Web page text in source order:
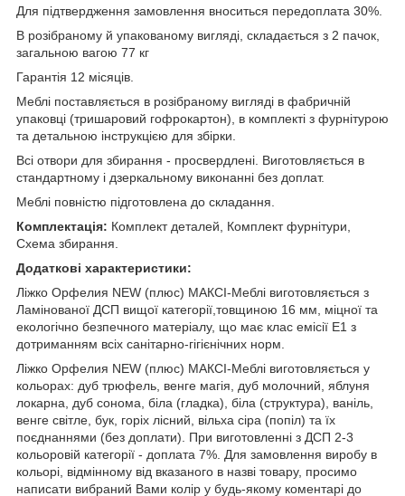
Для підтвердження замовлення вноситься передоплата 30%.
В розібраному й упакованому вигляді, складається з 2 пачок,
загальною вагою 77 кг
Гарантія 12 місяців.
Меблі поставляється в розібраному вигляді в фабричній
упаковці (тришаровий гофрокартон), в комплекті з фурнітурою
та детальною інструкцією для збірки.
Всі отвори для збирання - просвердлені. Виготовляється в
стандартному і дзеркальному виконанні без доплат.
Меблі повністю підготовлена до складання.
Комплектація: Комплект деталей, Комплект фурнітури,
Схема збирання.
Додаткові характеристики:
Ліжко Орфелия NEW (плюс) МАКСІ-Меблі виготовляється з
Ламінованої ДСП вищої категорії,товщиною 16 мм, міцної та
екологічно безпечного матеріалу, що має клас емісії Е1 з
дотриманням всіх санітарно-гігієнічних норм.
Ліжко Орфелия NEW (плюс) МАКСІ-Меблі виготовляється у
кольорах: дуб трюфель, венге магія, дуб молочний, яблуня
локарна, дуб сонома, біла (гладка), біла (структура), ваніль,
венге світле, бук, горіх лісний, вільха сіра (попіл) та їх
поєднаннями (без доплати). При виготовленні з ДСП 2-3
кольоровій категорії - доплата 7%. Для замовлення виробу в
кольорі, відмінному від вказаного в назві товару, просимо
написати вибраний Вами колір у будь-якому коментарі до